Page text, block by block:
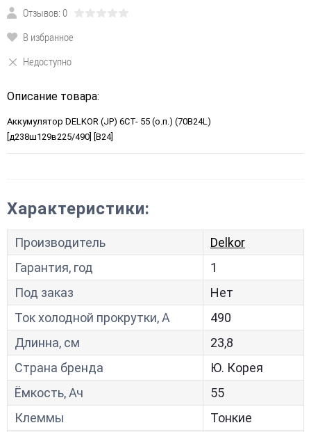
Отзывов: 0
В избранное
Недоступно
Описание товара:
Аккумулятор DELKOR (JP) 6СТ- 55 (о.п.) (70B24L)
[д238ш129в225/490] [B24]
Характеристики:
Производитель
Delkor
Гарантия, год
1
Под заказ
Нет
Ток холодной прокрутки, A
490
Длинна, см
23,8
Страна бренда
Ю. Корея
Ёмкость, Ач
55
Клеммы
Тонкие